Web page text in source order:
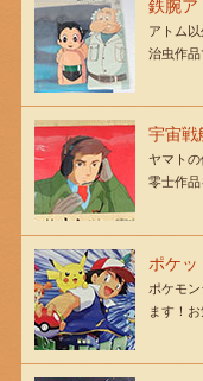
鉄腕ア
アトム
治虫作品
宇宙戦
ヤマト
零士作
ポケッ
ポケモ
ます！